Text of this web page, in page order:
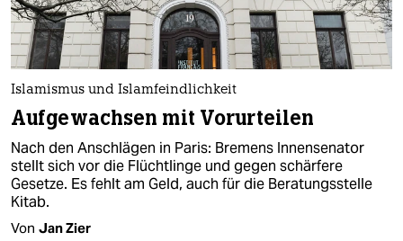
Islamismus und Islamfeindlichkeit
Aufgewachsen mit Vorurteilen
Nach den Anschlägen in Paris: Bremens Innensenator
stellt sich vor die Flüchtlinge und gegen schärfere
Gesetze. Es fehlt am Geld, auch für die Beratungsstelle
Kitab.
Von Jan Zier